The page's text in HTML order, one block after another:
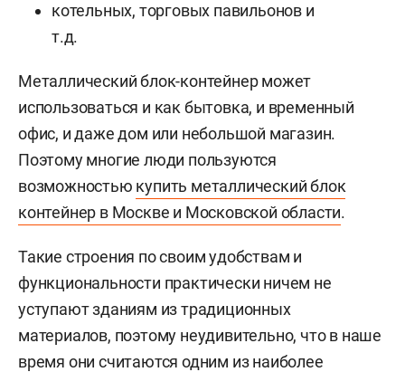
котельных, торговых павильонов и
т.д.
Металлический блок-контейнер может
использоваться и как бытовка, и временный
офис, и даже дом или небольшой магазин.
Поэтому многие люди пользуются
возможностью купить металлический блок
контейнер в Москве и Московской области.
Такие строения по своим удобствам и
функциональности практически ничем не
уступают зданиям из традиционных
материалов, поэтому неудивительно, что в наше
время они считаются одним из наиболее